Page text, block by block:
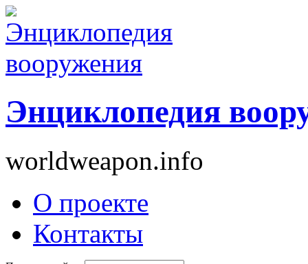
Энциклопедия
worldweapon.info
О проекте
Контакты